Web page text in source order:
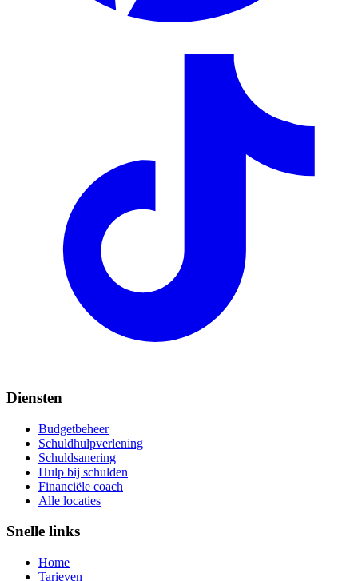
Diensten
Budgetbeheer
Schuldhulpverlening
Schuldsanering
Hulp bij schulden
Financiële coach
Alle locaties
Snelle links
Home
Tarieven